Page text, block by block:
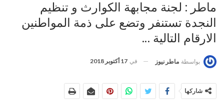
ماطر : لجنة مجابهة الكوارث و تنظيم
النجدة تستنفر وتضع على ذمة المواطنين
الارقام التالية …
بواسطة ماطر نيوز في 17 أكتوبر 2018
شاركها